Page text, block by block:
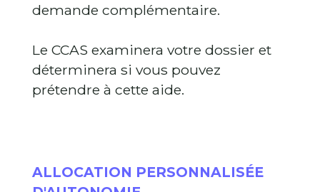
demande complémentaire.
Le CCAS examinera votre dossier et
déterminera si vous pouvez
prétendre à cette aide.
ALLOCATION PERSONNALISÉE